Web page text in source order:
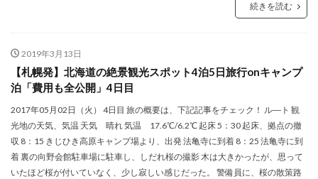
続きを読む
2019年3月13日
【札幌発】北海道の絶景観光スポット4泊5日旅行onキャンプ
泊「費用も全公開」4日目
2017年05月02日（火） 4日目 旅の概要は、下記記事をチェック！ ル―ト 観
光地の天気、気温 天気 晴れ 気温 17.6℃/6.2℃ 起床 5：30 起床、拠点の撤
収 8：15 きじひき高原キャンプ場より、出発 法亀寺に到着 8：25 法亀寺に到
着 裏の向野会館駐車場に駐車し、しだれ桜の撮影 木は大きかったが、思って
いたほど桜が付いていなく、少し寂しい感じだった。 警備員に、桜の散策路